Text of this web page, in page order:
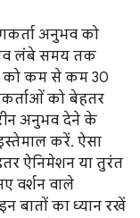
अनुभव को
लंबे समय तक
को कम से कम 30
को बेहतर
अनुभव देने के
करें. ऐसा
ऐनिमेशन या तुरंत
वर्शन वाले
बातों का ध्यान रखें